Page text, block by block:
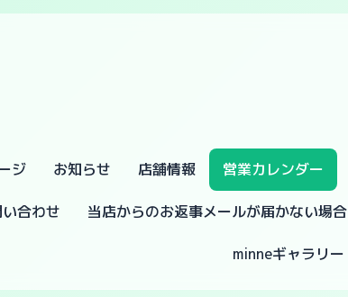
ジ お知らせ 店舗情報 営業カレンダー
合わせ 当店からのお返事メールが届かない場合
minneギャラリー